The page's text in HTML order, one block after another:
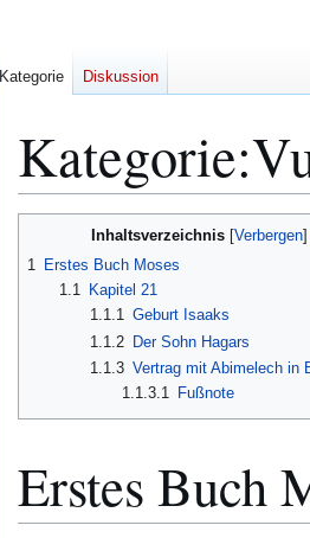
Kategorie:
Inhaltsverzeichnis
1 Erstes Buch Moses
1.1
Kapitel 21
1.1.1 Geburt Isaaks
1.1.2 Der Sohn Hagars
1.1.3 Vertrag mit Abimelech in
1.1.3.1
Fußnote
Erstes Buch
Kategorie Diskussion